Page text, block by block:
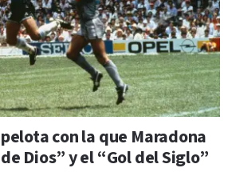
con la que Maradona
Dios” y el “Gol del Siglo”